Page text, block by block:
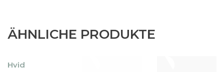
ÄHNLICHE PRODUKTE
Hvid